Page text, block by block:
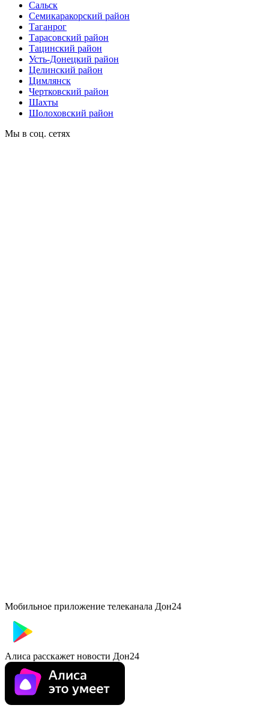
Сальск
Семикаракорский район
Таганрог
Тарасовский район
Тацинский район
Усть-Донецкий район
Целинский район
Цимлянск
Чертковский район
Шахты
Шолоховский район
Мы в соц. сетях
Мобильное приложение телеканала Дон24
Алиса расскажет новости Дон24